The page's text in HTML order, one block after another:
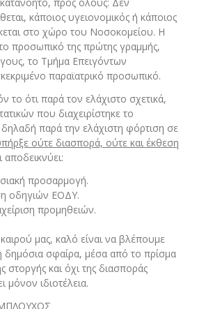
κάποιος υγειονομικός ή κάποιος
στο χώρο του Νοσοκομείου. Η
προσωπικό της πρώτης γραμμής,
το Τμήμα Επειγόντων
παραϊατρικό προσωπικό.
το ότι παρά τον ελάχιστο σχετικά,
που διαχειρίστηκε το
παρά την ελάχιστη φόρτιση σε
ούτε διασπορά, ούτε και έκθεση
αποδεικνύει:
προσαρμογή.
οδηγιών ΕΟΔΥ.
προμηθειών.
μας, καλό είναι να βλέπουμε
δημόσια σφαίρα, μέσα από το πρίσμα
στοργής και όχι της διασποράς
μόνον ιδιοτέλεια.